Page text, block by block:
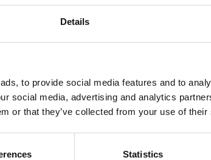
Details
to provide social media features and to
social media, advertising and analytics
or that they’ve collected from your use of
Statistics
till anställning och